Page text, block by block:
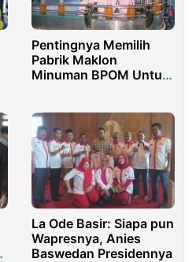
Pentingnya Memilih
Pabrik Maklon
Minuman BPOM Untuk
La Ode Basir: Siapa pun
Wapresnya, Anies
Baswedan Presidennya